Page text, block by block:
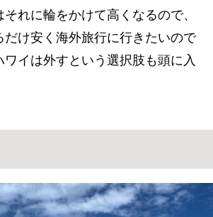
れに輪をかけて高くなるので、
だけ安く海外旅行に行きたいので
ワイは外すという選択肢も頭に入